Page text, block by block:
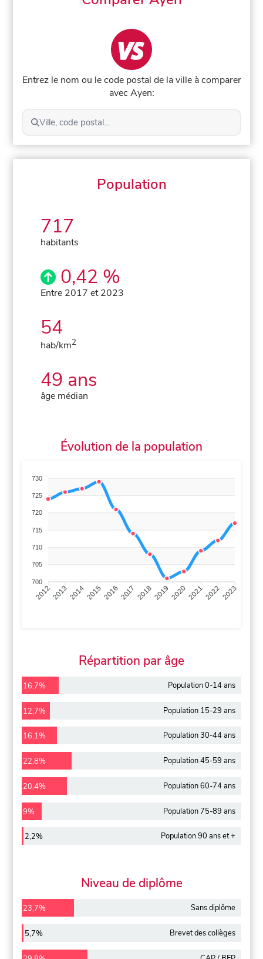
Entrez le nom ou le code postal de la ville à comparer
avec Ayen:
Ville, code postal...
Population
717
habitants
0,42 %
Entre 2017 et 2023
54
hab/km2
49 ans
âge médian
Évolution de la population
730
725
720
715
710
705
700
201220132014201520162017 20182019 2020202120222023
Répartition par âge
16,7% Population 0-14 ans
12,7% Population 15-29 ans
16,1% Population 30-44 ans
22,8% Population 45-59 ans
20,4% Population 60-74 ans
9% Population 75-89 ans
2,2% Population 90 ans et +
Niveau de diplôme
23,7% Sans diplôme
5,7% Brevet des collèges